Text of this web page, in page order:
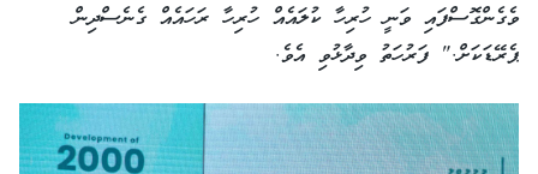
ވެގެންގޮސްފައި ވަނީ ހުރިހާ ކުލައެއް ހުރިހާ ރަހައެއް ގެނެސްދިން
ޕެރޭޑަކަށް." ފަރުހަތު ވިދާޅުވި އެވެ.